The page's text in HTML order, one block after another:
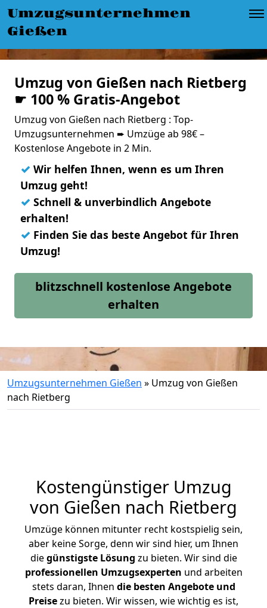
Umzugsunternehmen
Gießen
Umzug von Gießen nach Rietberg
☛ 100 % Gratis-Angebot
Umzug von Gießen nach Rietberg : Top-
Umzugsunternehmen ➨ Umzüge ab 98€ –
Kostenlose Angebote in 2 Min.
✓ Wir helfen Ihnen, wenn es um Ihren
Umzug geht!
✓ Schnell & unverbindlich Angebote
erhalten!
✓ Finden Sie das beste Angebot für Ihren
Umzug!
blitzschnell kostenlose Angebote
erhalten
Umzugsunternehmen Gießen » Umzug von Gießen
nach Rietberg
Kostengünstiger Umzug
von Gießen nach Rietberg
Umzüge können mitunter recht kostspielig sein,
aber keine Sorge, denn wir sind hier, um Ihnen
diegünstigste Lösung zu bieten. Wir sind die
professionellen Umzugsexperten und arbeiten
stets daran, Ihnen die besten Angebote und
Preisezu bieten. Wir wissen, wie wichtig es ist,